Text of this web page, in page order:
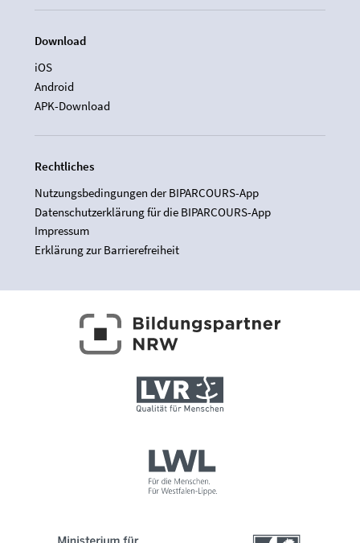
Download
iOS
Android
APK-Download
Rechtliches
Nutzungsbedingungen der BIPARCOURS-App
Datenschutzerklärung für die BIPARCOURS-App
Impressum
Erklärung zur Barrierefreiheit